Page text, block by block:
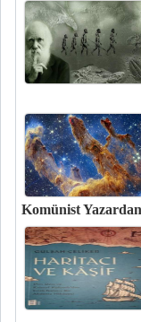
Komünist
''Gözümüzle
başka, onlardan üstün
görünen bir varlık…''